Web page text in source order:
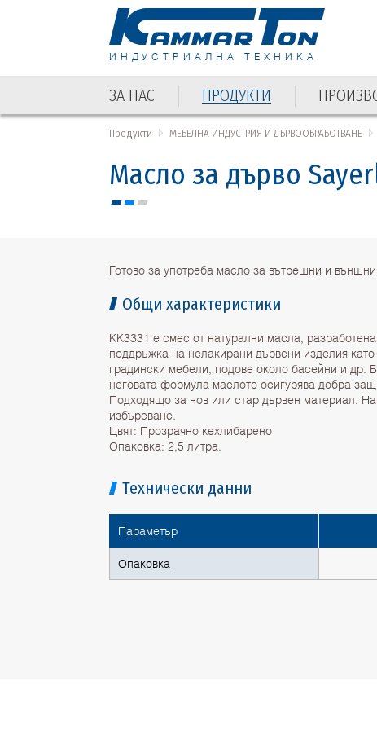
ИНДУСТРИАЛНА ТЕХНИКА
ЗА НАС ПРОДУКТИ
ЗА НАС ПРОДУКТИ
Продукти МЕБЕЛНА ИНДУСТРИЯ И ДЪРВООБРАБОТВАНЕ
Масло за дърво
Готово за употреба масло за вътрешни и външни
Общи характеристики
КК3331 е смес от натурални масла,
поддръжка на нелакирани дървени изделия
градински мебели, подове около басейни и др.
неговата формула маслото осигурява добра
Подходящо за нов или стар дървен материал.
избърсване.
Цвят: Прозрачно кехлибарено
Опаковка: 2,5 литра.
Технически данни
Параметър
Опаковка